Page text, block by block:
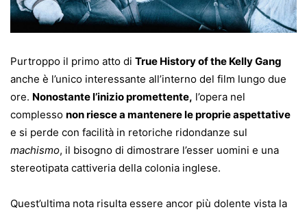
Purtroppo il primo atto di True History of the Kelly Gang
anche è l’unico interessante all’interno del film lungo due
ore. Nonostante l’inizio promettente, l’opera nel
complesso non riesce a mantenere le proprie aspettative
e si perde con facilità in retoriche ridondanze sul
machismo, il bisogno di dimostrare l’esser uomini e una
stereotipata cattiveria della colonia inglese.
Quest’ultima nota risulta essere ancor più dolente vista la